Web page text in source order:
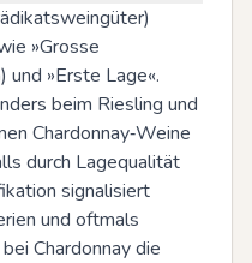
»Grosse
und »Erste Lage«.
beim Riesling und
Chardonnay‑Weine
durch Lagequalität
signalisiert
und oftmals
Chardonnay die